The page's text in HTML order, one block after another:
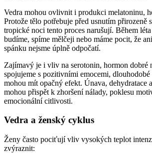
Vedra mohou ovlivnit i produkci melatoninu,
Protože tělo potřebuje před usnutím přirozeně
tropické noci tento proces narušují. Během
budíme, spíme mělčeji nebo máme pocit, že
spánku nejsme úplně odpočatí.
Zajímavý je i vliv na serotonin, hormon dobré
spojujeme s pozitivními emocemi,
mohou mít opačný efekt. Únava, dehydratace
mohou přispět k zhoršení nálady, poklesu
emocionální citlivosti.
Vedra a ženský cyklus
Ženy často pociťují vliv vysokých teplot
zvýraznit: